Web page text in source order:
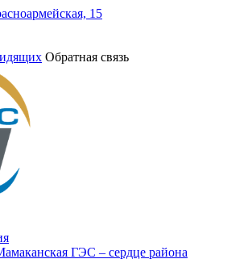
15
Обратная связь
ГЭС – сердце района